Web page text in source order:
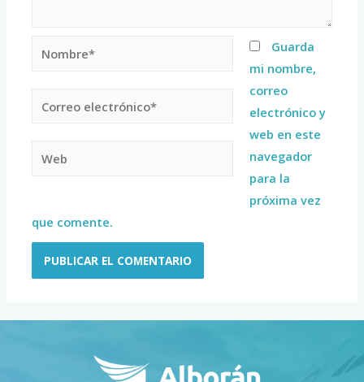
Guarda
mi nombre,
correo
electrónico y
web en este
navegador
para la
próxima vez
que comente.